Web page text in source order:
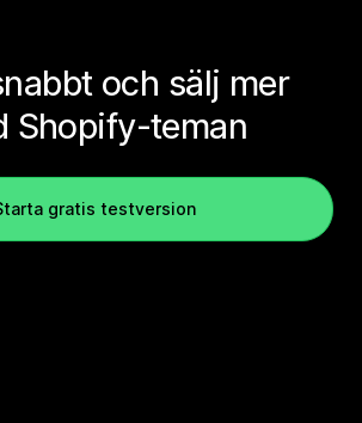
och sälj mer
Shopify-teman
gratis testversion